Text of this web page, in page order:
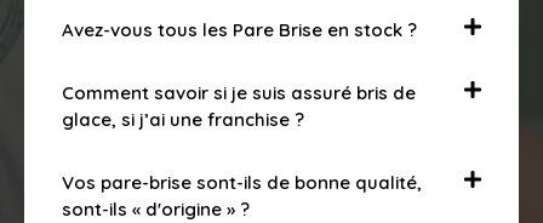
Avez-vous tous les Pare Brise en stock ?
Comment savoir si je suis assuré bris de
glace, si j’ai une franchise ?
Vos pare-brise sont-ils de bonne qualité,
sont-ils « d'origine » ?